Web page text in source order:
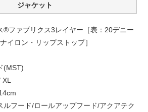
ジャケット
®ファブリクス3レイヤー［表：20デニー
イロン・リップストップ］
(MST)
ルフード/ロールアップフード/アクアテク